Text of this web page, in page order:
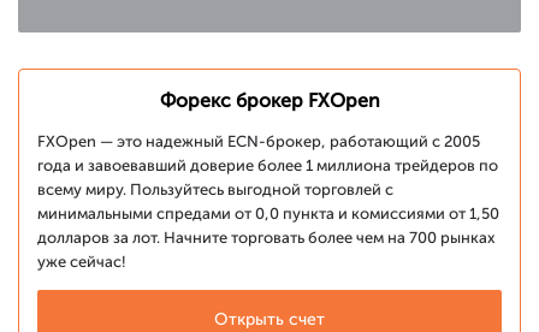
Форекс брокер FXOpen
FXOpen — это надежный ECN-брокер, работающий с 2005
года и завоевавший доверие более 1 миллиона трейдеров по
всему миру. Пользуйтесь выгодной торговлей с
минимальными спредами от 0,0 пункта и комиссиями от 1,50
долларов за лот. Начните торговать более чем на 700 рынках
уже сейчас!
Открыть счет